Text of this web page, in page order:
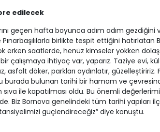
edilecek
geçen hafta boyunca adım adım gezdiğini
birlikte tespit ettiğini hatırlatan
erken saatlerde, henüz kimseler yokken
bir çalışmaya ihtiyaç var, yaparız. Taziye evi,
asfalt döker, parkları aydınlatır, güzelleştiririz.
burada bulunan tarihi bir hamam ve
sıva ile kapatılması oldu. Bu önemli
Biz Bornova genelindeki tüm tarihi yapıları
güçlendireceğiz” diye konuştu.